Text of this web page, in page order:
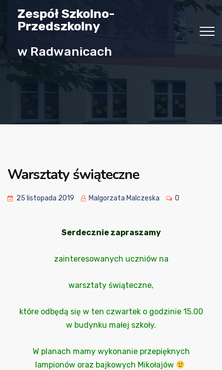
Zespół Szkolno-
Przedszkolny
w Radwanicach
Warsztaty świąteczne
25 listopada 2019 Malgorzata Malczeska 0
Serdecznie zapraszamy
zainteresowanych uczniów na
warsztaty świąteczne,
które odbędą się w ten czwartek o godzinie 15.00
w budynku małej szkoły.
W planach mamy wykonanie przepięknych
lampionów oraz bajkowych Mikołajów